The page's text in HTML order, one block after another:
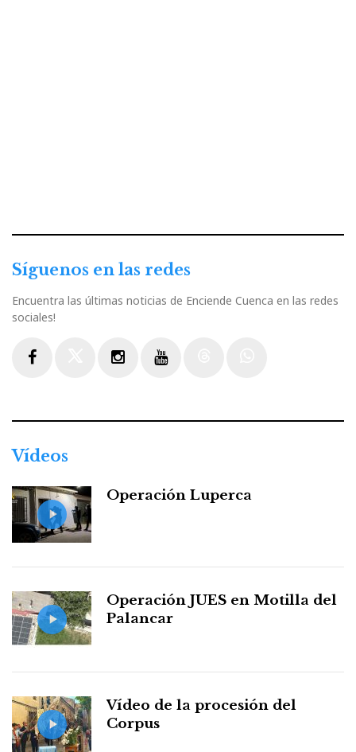
Síguenos en las redes
Encuentra las últimas noticias de Enciende Cuenca en las redes
sociales!
Vídeos
Operación Luperca
Operación JUES en Motilla del
Palancar
Vídeo de la procesión del
Corpus